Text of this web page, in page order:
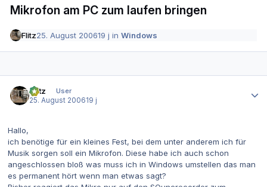
Mikrofon am PC zum laufen bringen
Flitz25. August 200619 j inWindows
Flitz
User
25. August 200619 j
Hallo,
ich benötige für ein kleines Fest, bei dem unter anderem ich für
Musik sorgen soll ein Mikrofon. Diese habe ich auch schon
angeschlossen bloß was muss ich in Windows umstellen das man
es permanent hört wenn man etwas sagt?